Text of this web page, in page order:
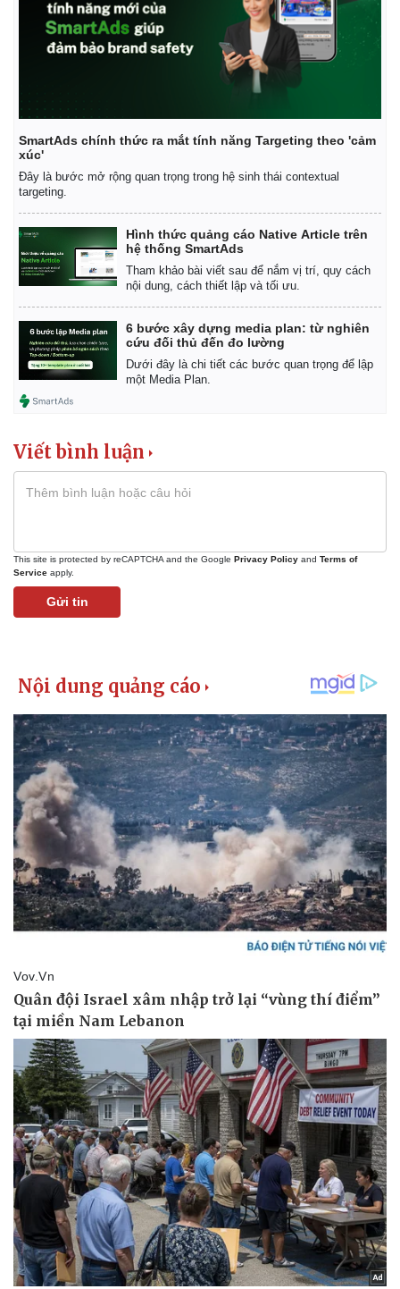
Thế giới
Quan sát
Cuộc sống đó đây
Hồ sơ
Multimedia
Video
E-Magazine
SmartAds chính thức ra mắt tính năng Targeting theo 'cảm
xúc'
Đây là bước mở rộng quan trọng trong hệ sinh thái contextual
targeting.
Hình thức quảng cáo Native Article trên
hệ thống SmartAds
Tham khảo bài viết sau để nắm vị trí, quy cách
nội dung, cách thiết lập và tối ưu.
6 bước xây dựng media plan: từ nghiên
cứu đối thủ đến đo lường
Dưới đây là chi tiết các bước quan trọng để lập
một Media Plan.
Viết bình luận
This site is protected by reCAPTCHA and the Google Privacy Policy and Terms of
Service apply.
Gửi tin